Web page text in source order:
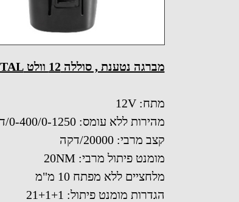
מברגה נטענת , סוללה 12 וולט TOTAL
מתח: 12V
מהירות ללא עומס: 0-400/0-1250/דקה
קצב מרבי: 20000/דקה
מומנט פיתול מרבי: 20NM
מלחציים ללא מפתח 10 מ"מ
הגדרות מומנט פיתול: 21+1+1